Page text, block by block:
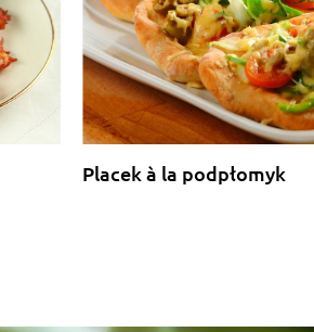
Placek à la podpłomyk